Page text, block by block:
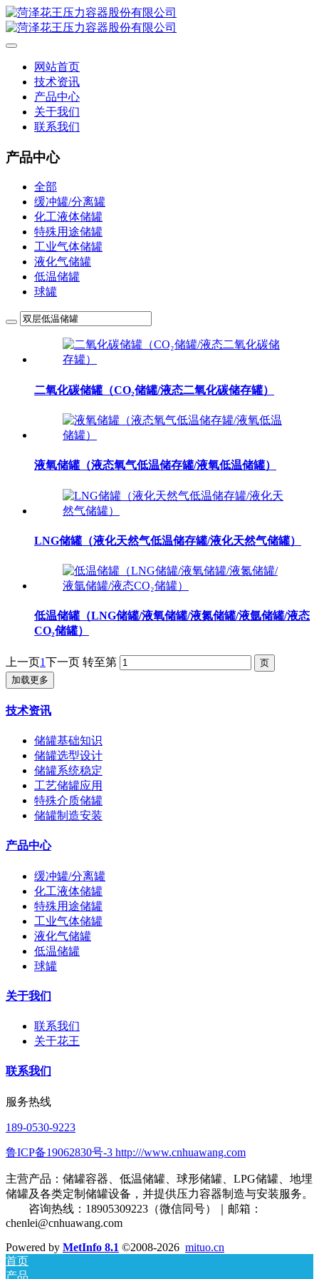
网站首页
技术资讯
产品中心
关于我们
联系我们
产品中心
全部
缓冲罐/分离罐
化工液体储罐
特殊用途储罐
工业气体储罐
液化气储罐
低温储罐
球罐
二氧化碳储罐（CO₂储罐/液态二氧化碳储存罐）
液氧储罐（液态氧气低温储存罐/液氧低温储罐）
LNG储罐（液化天然气低温储存罐/液化天然气储罐）
低温储罐（LNG储罐/液氧储罐/液氮储罐/液氩储罐/液态
CO₂储罐）
上一页1下一页 转至第
加载更多
技术资讯
储罐基础知识
储罐选型设计
储罐系统稳定
工艺储罐应用
特殊介质储罐
储罐制造安装
产品中心
缓冲罐/分离罐
化工液体储罐
特殊用途储罐
工业气体储罐
液化气储罐
低温储罐
球罐
关于我们
联系我们
关于花王
联系我们
服务热线
189-0530-9223
鲁ICP备19062830号-3 http:///www.cnhuawang.com
主营产品：储罐容器、低温储罐、球形储罐、LPG储罐、地埋
储罐及各类定制储罐设备，并提供压力容器制造与安装服务。
咨询热线：18905309223（微信同号）｜邮箱：
chenlei@cnhuawang.com
Powered by MetInfo 8.1 ©2008-2026 mituo.cn
首页
产品